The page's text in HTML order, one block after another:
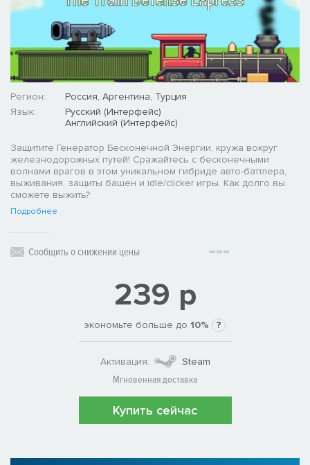
Регион:
Россия, Аргентина, Турция
Язык:
Русский (Интерфейс)
Английский (Интерфейс)
Защитите Генератор Бесконечной Энергии, кружа вокруг
железнодорожных путей! Сражайтесь с бесконечными
волнами врагов в этом уникальном гибриде авто-баттлера,
выживания, защиты башен и idle/clicker игры. Как долго вы
сможете выжить?
Подробнее
Сообщить о снижении цены
239 р
экономьте больше до 10% ?
Активация:
Steam
Мгновенная доставка
Купить сейчас